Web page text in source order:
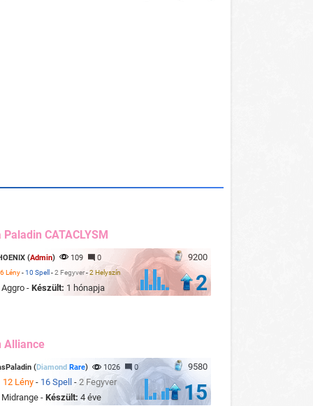
Paladin CATACLYSM
9200
(Admin) 109 0
Lény-10 Spell -2 Fegyver-2 Helyszín
Aggro - Készült: 1 hónapja 2
Alliance
9580
(Diamond Rare) 1026 0
12 Lény - 16 Spell - 2 Fegyver
Midrange - Készült: 4 éve 15